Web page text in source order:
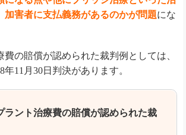
加害者に支払義務があるのかが問題にな
費の賠償が認められた裁判例としては、
11月30日判決があります。
ラント治療費の賠償が認められた裁